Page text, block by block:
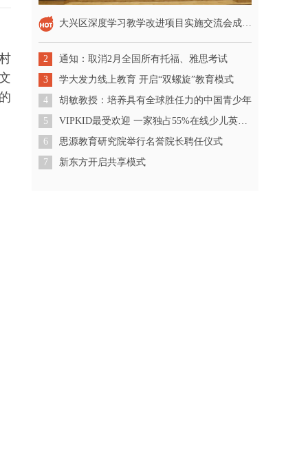
大兴区深度学习教学改进项目实施交流会成功召开
2
通知：取消2月全国所有托福、雅思考试
3
学大发力线上教育 开启“双螺旋”教育模式
4
胡敏教授：培养具有全球胜任力的中国青少年
5
VIPKID最受欢迎 一家独占55%在线少儿英语市场份额
6
思源教育研究院举行名誉院长聘任仪式
7
新东方开启共享模式